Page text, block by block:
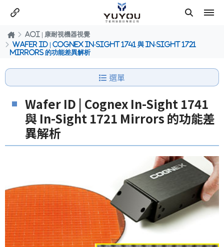
AOI | 康耐視機器視覺
Wafer ID | Cognex In-Sight 1741 與 In-Sight 1721
Mirrors 的功能差異解析
選單
Wafer ID | Cognex In-Sight 1741
與 In-Sight 1721 Mirrors 的功能差
異解析